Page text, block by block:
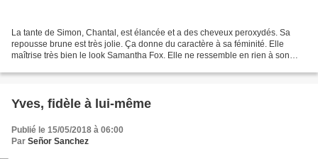
La tante de Simon, Chantal, est élancée et a des cheveux peroxydés. Sa
repousse brune est très jolie. Ça donne du caractère à sa féminité. Elle
maîtrise très bien le look Samantha Fox. Elle ne ressemble en rien à son
Yves, fidèle à lui-même
Publié le 15/05/2018 à 06:00
Par Señor Sanchez